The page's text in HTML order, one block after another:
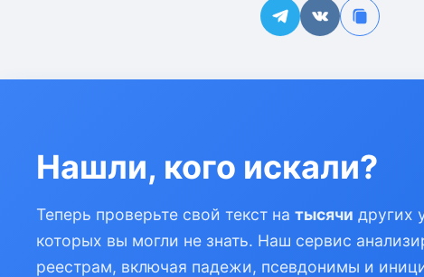
Нашли, кого искали?
Теперь проверьте свой текст на тысячи других
которых вы могли не знать. Наш сервис
реестрам, включая падежи, псевдонимы и